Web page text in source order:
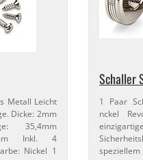
Metall Leicht
Dicke: 2mm
35,​4mm
Inkl. 4
Nickel 1
Schaller
1 Paar
nckel